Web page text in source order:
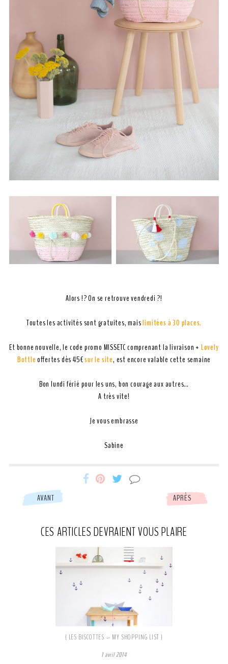
Alors !? On se retrouve vendredi ?!
Toutes les activités sont gratuites, maislimitées à 30 places.
Et bonne nouvelle, le code promo MISSETC comprenant la livraison + Løvely
Bottleoffertes dès 45€sur le site, est encore valable cette semaine
Bon lundi férié pour les uns, bon courage aux autres…
A très vite!
Je vous embrasse
Sabine
Miss-
partage
Facebook
Miss-
partage
Pinterest
Miss-
partage
Tweeter
AVANT APRÈS
CES ARTICLES DEVRAIENT VOUS PLAIRE
{ LES BISCOTTES ~ MY SHOPPING LIST }
1 avril 2014